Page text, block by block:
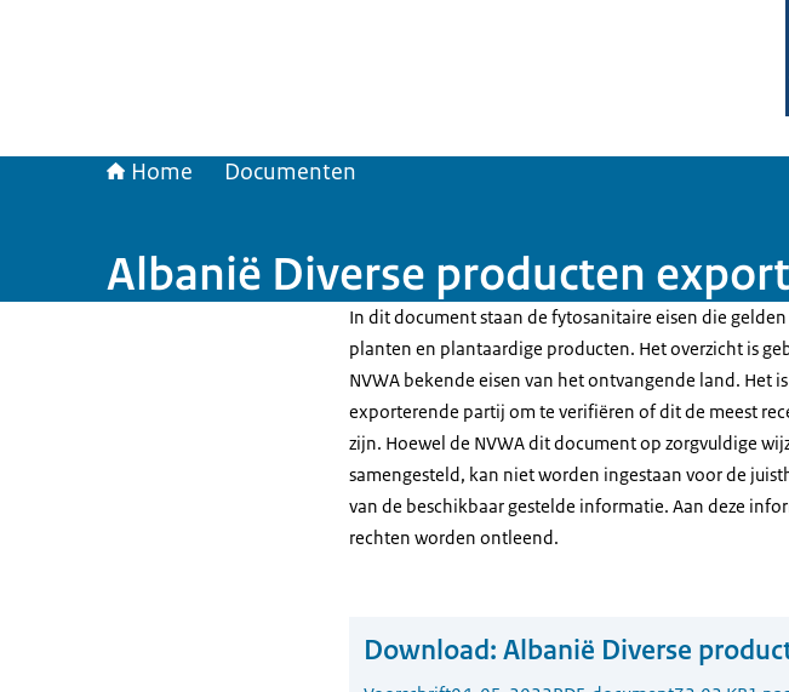
Home Documenten
Albanië Diverse producten
In dit document staan de fytosanitaire eisen die
planten en plantaardige producten. Het overzicht is
NVWA bekende eisen van het ontvangende land. Het
exporterende partij om te verifiëren of dit de meest
zijn. Hoewel de NVWA dit document op zorgvuldige
samengesteld, kan niet worden ingestaan voor de
van de beschikbaar gestelde informatie. Aan deze
rechten worden ontleend.
Download: Albanië Diverse